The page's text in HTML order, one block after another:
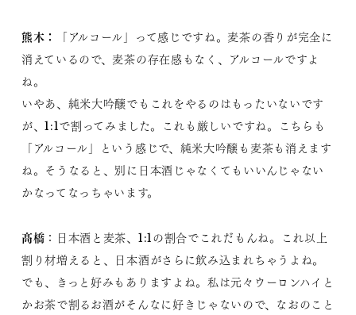
熊木：
​「アルコール」って感じですね。麦茶の香りが完全に
消えているので、麦茶の存在感もなく、アルコールですよ
ね。
いやあ、純米大吟醸でもこれをやるのはもったいないです
が、1:1で割ってみました。これも厳しいですね。こちらも
「アルコール」という感じで、純米大吟醸も麦茶も消えます
ね。そうなると、別に日本酒じゃなくてもいいんじゃない
かなってなっちゃいます。
髙橋 ：日本酒と麦茶、1:1の割合でこれだもんね。これ以上
割り材増えると、日本酒がさらに飲み込まれちゃうよね。
でも、きっと好みもありますよね。私は元々ウーロンハイと
かお茶で割るお酒がそんなに好きじゃないので、なおのこと